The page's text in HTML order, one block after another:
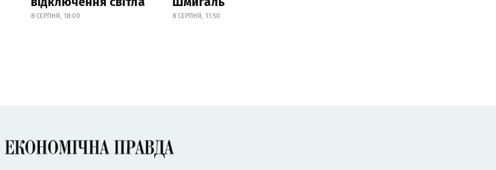
8 СЕРПНЯ, 18:00 8 СЕРПНЯ, 11:50